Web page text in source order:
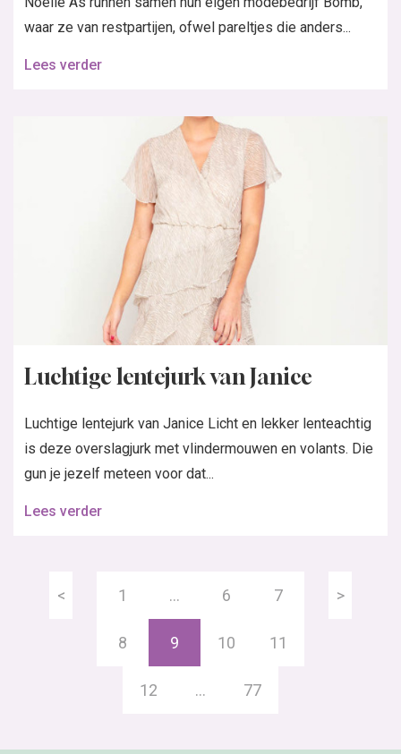
waar ze van restpartijen, ofwel pareltjes die anders...
Lees verder
Luchtige lentejurk van Janice
Luchtige lentejurk van Janice Licht en lekker lenteachtig
is deze overslagjurk met vlindermouwen en volants. Die
gun je jezelf meteen voor dat...
Lees verder
< 1 … 6 7
8 9 10 11
12 … 77
>